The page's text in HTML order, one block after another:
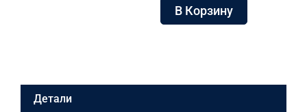
PDB_I
5кВт
В Корзину
Детали